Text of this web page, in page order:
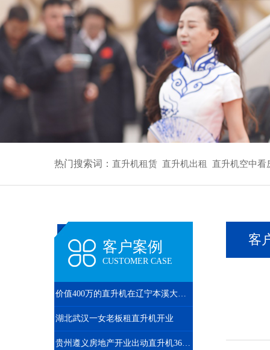
热门搜索词： 直升机租赁 直升机出租 直升机空中看
客户案例
CUSTOMER CASE
价值400万的直升机在辽宁本溪大雅河执行巡查任务
湖北武汉一女老板租直升机开业
贵州遵义房地产开业出动直升机360度看房
客